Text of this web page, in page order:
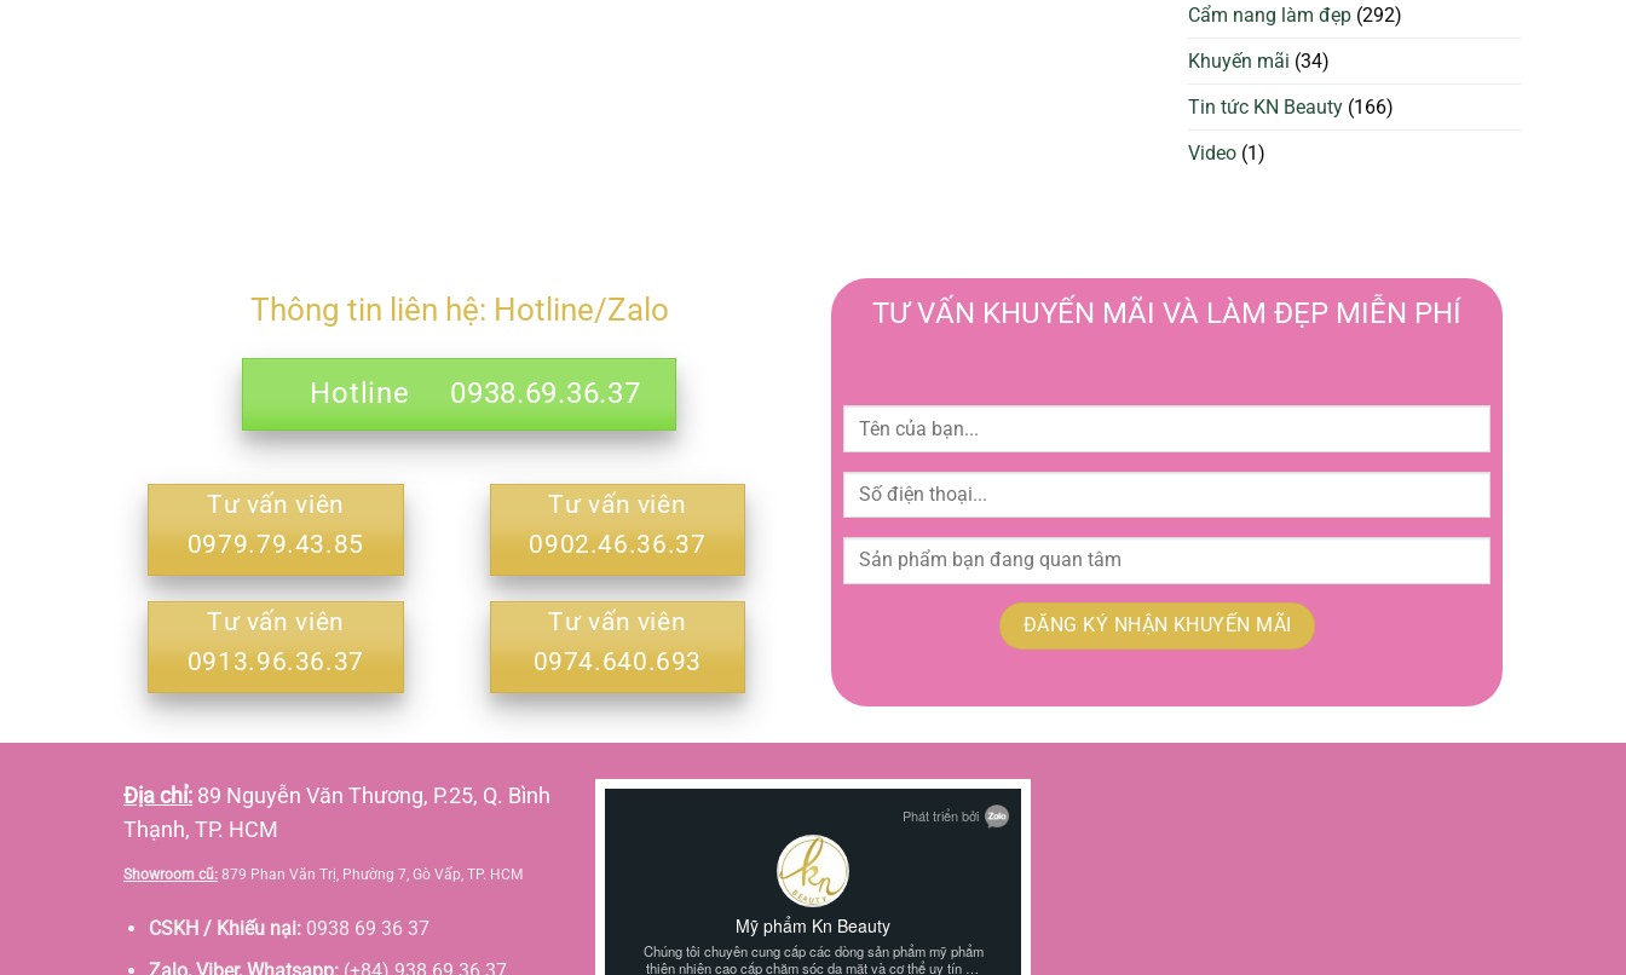
Cẩm nang làm đẹp (292)
Khuyến mãi (34)
Tin tức KN Beauty (166)
Video (1)
Thông tin liên hệ: Hotline/Zalo
Hotline 0938.69.36.37
Tư vấn viên
0979.79.43.85
Tư vấn viên
0913.96.36.37
Tư vấn viên
0902.46.36.37
Tư vấn viên
0974.640.693
TƯ VẤN KHUYẾN MÃI VÀ LÀM ĐẸP MIỄN PHÍ
Địa chỉ: 89 Nguyễn Văn Thương, P.25, Q. Bình
Thạnh, TP. HCM
Showroom cũ: 879 Phan Văn Trị, Phường 7, Gò Vấp, TP. HCM
CSKH / Khiếu nại:0938 69 36 37